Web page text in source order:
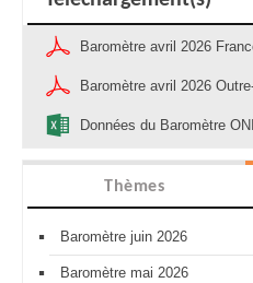
Baromètre avril 2026
Baromètre avril 2026
Données du Baromètre
Thèmes
Baromètre juin 2026
Baromètre mai 2026